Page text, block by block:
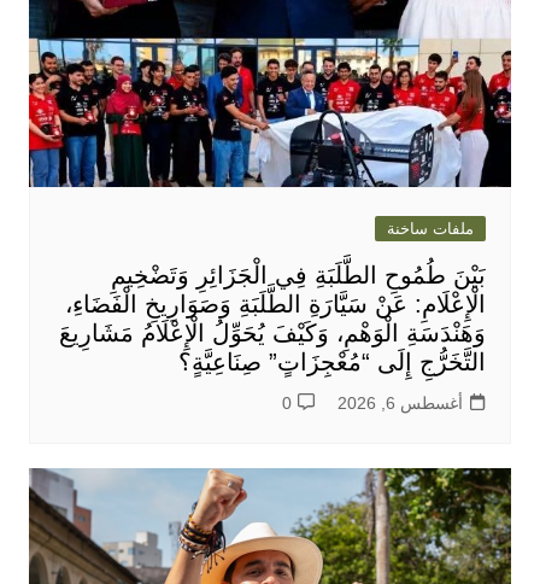
ملفات ساخنة
بَيْنَ طُمُوحِ الطَّلَبَةِ فِي الْجَزَائِرِ وَتَضْخِيمِ
الْإِعْلَامِ: عَنْ سَيَّارَةِ الطَّلَبَةِ وَصَوَارِيخِ الْفَضَاءِ،
وَهَنْدَسَةِ الْوَهْمِ، وَكَيْفَ يُحَوِّلُ الْإِعْلَامُ مَشَارِيعَ
التَّخَرُّجِ إِلَى “مُعْجِزَاتٍ” صِنَاعِيَّةٍ؟
أغسطس 6, 2026 0